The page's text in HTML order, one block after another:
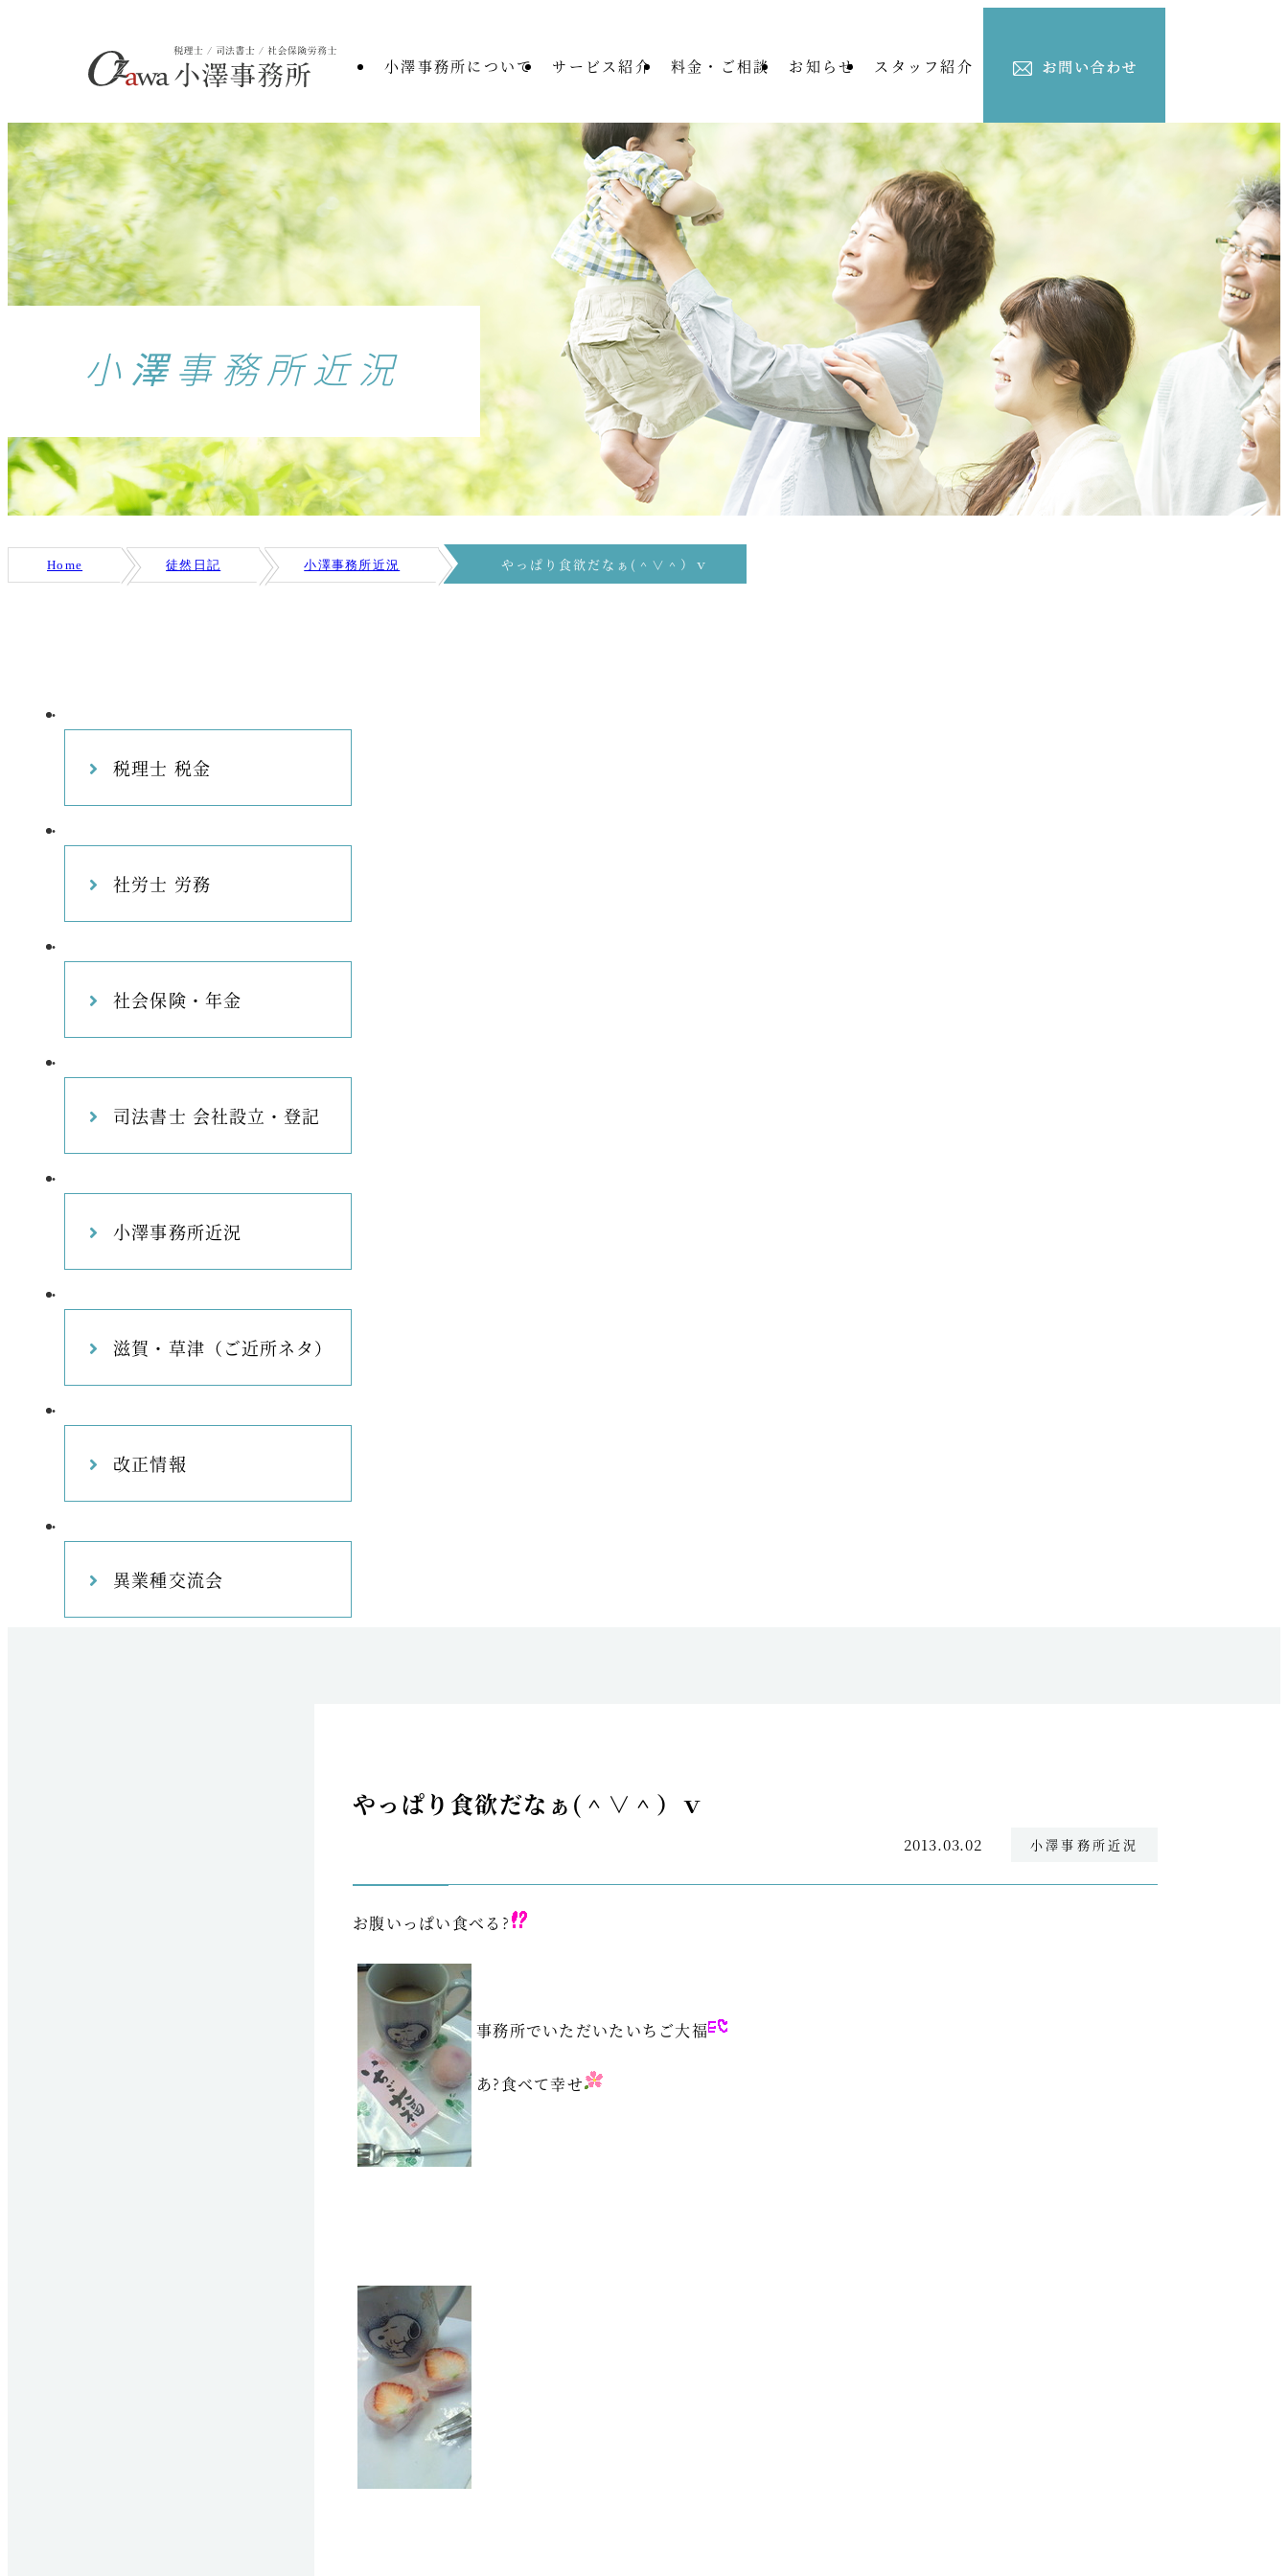
小澤事務所について サービス紹介 料金・ご相談 お知らせ スタッフ紹介
小澤事務所近況
Home 徒然日記 小澤事務所近況 やっぱり食欲だなぁ(＾∨＾）ｖ
税理士 税金
社労士 労務
社会保険・年金
司法書士 会社設立・登記
小澤事務所近況
滋賀・草津（ご近所ネタ）
改正情報
異業種交流会
やっぱり食欲だなぁ(＾∨＾）ｖ
2013.03.02 小澤事務所近況
お腹いっぱい食べる?
事務所でいただいたいちご大福
あ?食べて幸せ